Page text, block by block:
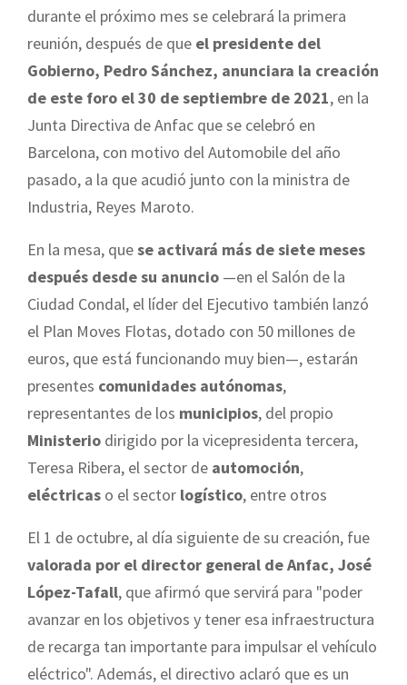
durante el próximo mes se celebrará la primera
reunión, después de que el presidente del
Gobierno, Pedro Sánchez, anunciara la creación
de este foro el 30 de septiembre de 2021, en la
Junta Directiva de Anfac que se celebró en
Barcelona, con motivo del Automobile del año
pasado, a la que acudió junto con la ministra de
Industria, Reyes Maroto.
En la mesa, quese activará más de siete meses
después desde su anuncio —en el Salón de la
Ciudad Condal, el líder del Ejecutivo también lanzó
el Plan Moves Flotas, dotado con 50 millones de
euros, que está funcionando muy bien—, estarán
presentes comunidades autónomas,
representantes de los municipios, del propio
Ministerio dirigido por la vicepresidenta tercera,
Teresa Ribera, el sector de automoción,
eléctricas o el sector logístico, entre otros
El 1 de octubre, al día siguiente de su creación, fue
valorada por el director general de Anfac, José
López-Tafall, que afirmó que servirá para "poder
avanzar en los objetivos y tener esa infraestructura
de recarga tan importante para impulsar el vehículo
eléctrico". Además, el directivo aclaró que es un